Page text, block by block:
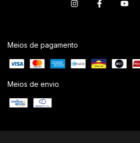
Meios de pagamento
Meios de envio